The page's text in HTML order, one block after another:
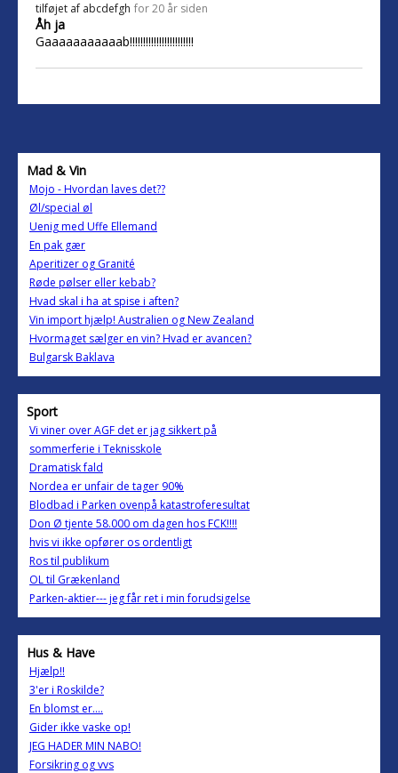
tilføjet af abcdefgh for 20 år siden
Åh ja
Gaaaaaaaaaaab!!!!!!!!!!!!!!!!!!!!!!!!
Mad & Vin
Mojo - Hvordan laves det??
Øl/special øl
Uenig med Uffe Ellemand
En pak gær
Aperitizer og Granité
Røde pølser eller kebab?
Hvad skal i ha at spise i aften?
Vin import hjælp! Australien og New Zealand
Hvormaget sælger en vin? Hvad er avancen?
Bulgarsk Baklava
Sport
Vi viner over AGF det er jag sikkert på
sommerferie i Teknisskole
Dramatisk fald
Nordea er unfair de tager 90%
Blodbad i Parken ovenpå katastroferesultat
Don Ø tjente 58.000 om dagen hos FCK!!!!
hvis vi ikke opfører os ordentligt
Ros til publikum
OL til Grækenland
Parken-aktier--- jeg får ret i min forudsigelse
Hus & Have
Hjælp!!
3'er i Roskilde?
En blomst er….
Gider ikke vaske op!
JEG HADER MIN NABO!
Forsikring og vvs